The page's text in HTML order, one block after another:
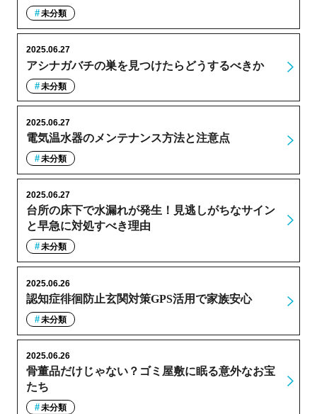
未分類
アシナガバチの巣を見つけたらどうするべきか
2025.06.27
未分類
電気温水器のメンテナンス方法と注意点
2025.06.27
未分類
台所の床下で水漏れが発生！見逃しがちなサイン
と早急に対処すべき理由
2025.06.27
未分類
認知症徘徊防止玄関対策GPS活用で家族安心
2025.06.26
未分類
骨董品だけじゃない？ゴミ屋敷に眠る意外なお宝
たち
2025.06.26
未分類